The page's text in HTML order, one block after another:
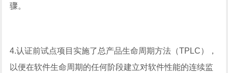
骤。
4.认证前试点项目实施了总产品生命周期方法（TPLC），
以便在软件生命周期的任何阶段建立对软件性能的连续监